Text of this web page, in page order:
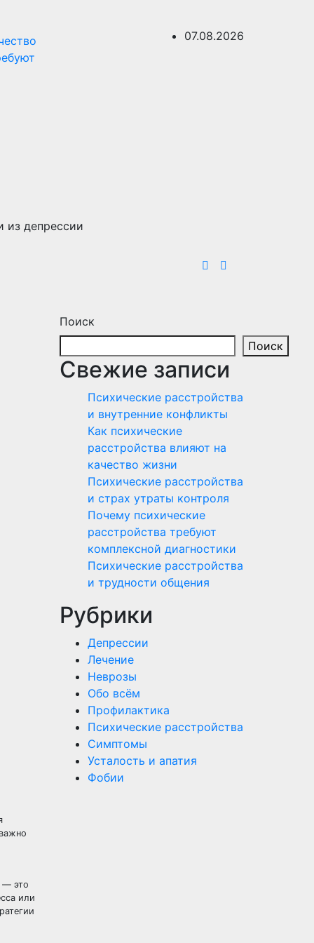
07.08.2026
из депрессии
— это
или
Поиск
Поиск
Свежие записи
Психические расстройства
и внутренние конфликты
Как психические
расстройства влияют на
качество жизни
Психические расстройства
и страх утраты контроля
Почему психические
расстройства требуют
комплексной диагностики
Психические расстройства
и трудности общения
Рубрики
Депрессии
Лечение
Неврозы
Обо всём
Профилактика
Психические расстройства
Симптомы
Усталость и апатия
Фобии